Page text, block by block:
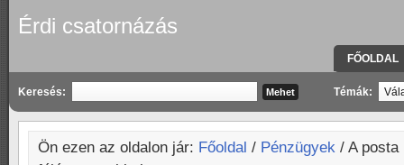
Érdi csatornázás
FŐOLDAL
Keresés: Témák:
Ön ezen az oldalon jár: Főoldal / Pénzügyek / A